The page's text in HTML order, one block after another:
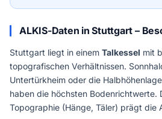
ALKIS-Daten in Stuttgart –
Stuttgart liegt in einem Talkessel mit
topografischen Verhältnissen.
Untertürkheim oder die
haben die höchsten
Topographie (Hänge, Täler) prägt die